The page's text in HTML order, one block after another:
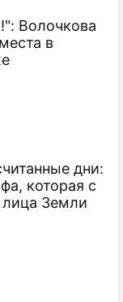
Волочкова
в
дни:
которая с
лица Земли